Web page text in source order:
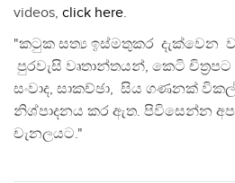
videos, click here.
"කටුක සත්‍ය ඉස්මතුකර දැක්වෙන
පුරවැසි වෘතාන්තයන්, කෙටි
සංවාද, සාකච්ඡා, සිය ගණනක්
නිශ්පාදනය කර ඇත. පිවිසෙන්න
චැනලයට."